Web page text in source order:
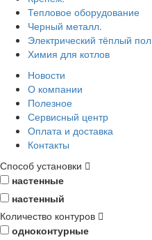
Тепловое оборудование
Черный металл.
Электрический тёплый пол
Химия для котлов
Новости
О компании
Полезное
Сервисный центр
Оплата и доставка
Контакты
Способ установки
настенные
настенный
Количество контуров
одноконтурные